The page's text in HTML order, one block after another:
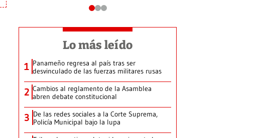
Lo más leído
1 Panameño regresa al país tras ser
desvinculado de las fuerzas militares rusas
2 Cambios al reglamento de la Asamblea
abren debate constitucional
3 De las redes sociales a la Corte Suprema,
Policía Municipal bajo la lupa